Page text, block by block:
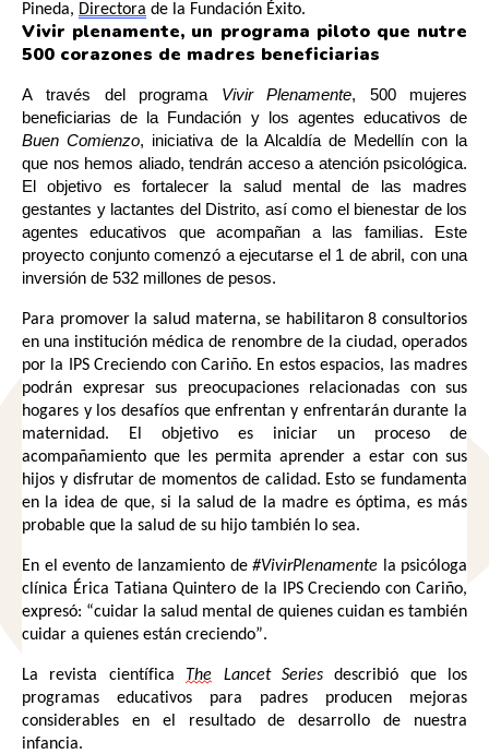
Pineda, Directora de la Fundación Éxito.
Vivir plenamente, un programa piloto que nutre
500 corazones de madres beneficiarias
A través del programa Vivir Plenamente, 500 mujeres
Buen Comienzo, iniciativa de la Alcaldía de Medellín con la
que nos hemos aliado, tendrán acceso a atención psicológica.
El objetivo es fortalecer la salud mental de las madres
gestantes y lactantes del Distrito, así como el bienestar de los
agentes educativos que acompañan a las familias. Este
proyecto conjunto comenzó a ejecutarse el 1 de abril, con una
inversión de 532 millones de pesos.
Para promover la salud materna, se habilitaron 8 consultorios
en una institución médica de renombre de la ciudad, operados
por la IPS Creciendo con Cariño. En estos espacios, las madres
podrán expresar sus preocupaciones relacionadas con sus
hogares y los desafíos que enfrentan y enfrentarán durante la
maternidad. El objetivo es iniciar un proceso de
acompañamiento que les permita aprender a estar con sus
hijos y disfrutar de momentos de calidad. Esto se fundamenta
en la idea de que, si la salud de la madre es óptima, es más
probable que la salud de su hijo también lo sea.
En el evento de lanzamiento de #VivirPlenamente la psicóloga
clínica Érica Tatiana Quintero de la IPS Creciendo con Cariño,
expresó: “cuidar la salud mental de quienes cuidan es también
cuidar a quienes están creciendo”.
La revista científica The Lancet Series describió que los
programas educativos para padres producen mejoras
considerables en el resultado de desarrollo de nuestra
infancia.